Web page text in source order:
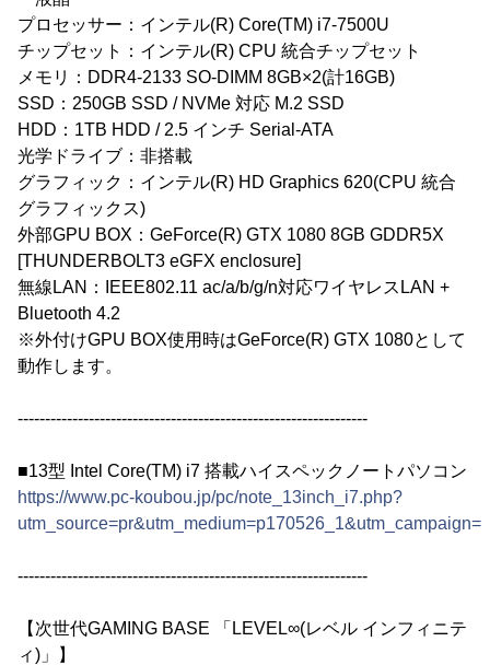
プロセッサー：インテル(R) Core(TM) i7-7500U
チップセット：インテル(R) CPU 統合チップセット
メモリ：DDR4-2133 SO-DIMM 8GB×2(計16GB)
SSD：250GB SSD / NVMe 対応 M.2 SSD
HDD：1TB HDD / 2.5 インチ Serial-ATA
光学ドライブ：非搭載
グラフィック：インテル(R) HD Graphics 620(CPU 統合
グラフィックス)
外部GPU BOX：GeForce(R) GTX 1080 8GB GDDR5X
[THUNDERBOLT3 eGFX enclosure]
無線LAN：IEEE802.11 ac/a/b/g/n対応ワイヤレスLAN +
Bluetooth 4.2
※外付けGPU BOX使用時はGeForce(R) GTX 1080として
動作します。
----------------------------------------------------------------
■13型 Intel Core(TM) i7 搭載ハイスペックノートパソコン
https://www.pc-koubou.jp/pc/note_13inch_i7.php?
----------------------------------------------------------------
【次世代GAMING BASE 「LEVEL∞(レベル インフィニテ
ィ)」】